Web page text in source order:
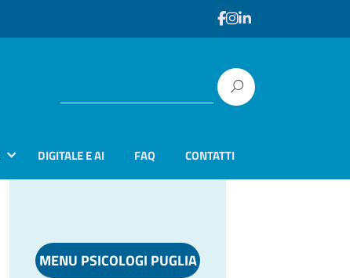
DIGITALE E AI FAQ CONTATTI
MENU PSICOLOGI PUGLIA